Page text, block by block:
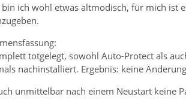
ich wohl etwas altmodisch, für mich ist
totgelegt, sowohl Auto-Protect als
nachinstalliert. Ergebnis: keine Änderung
unmittelbar nach einem Neustart keine